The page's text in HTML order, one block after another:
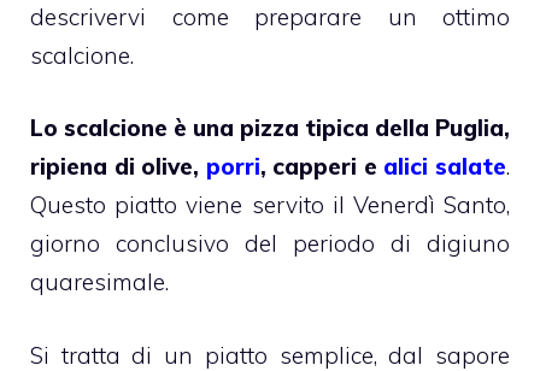
descrivervi come preparare un ottimo
scalcione.
Lo scalcione è una pizza tipica della Puglia,
ripiena di olive, porri, capperi e alici salate.
Questo piatto viene servito il Venerdì Santo,
giorno conclusivo del periodo di digiuno
quaresimale.
Si tratta di un piatto semplice, dal sapore